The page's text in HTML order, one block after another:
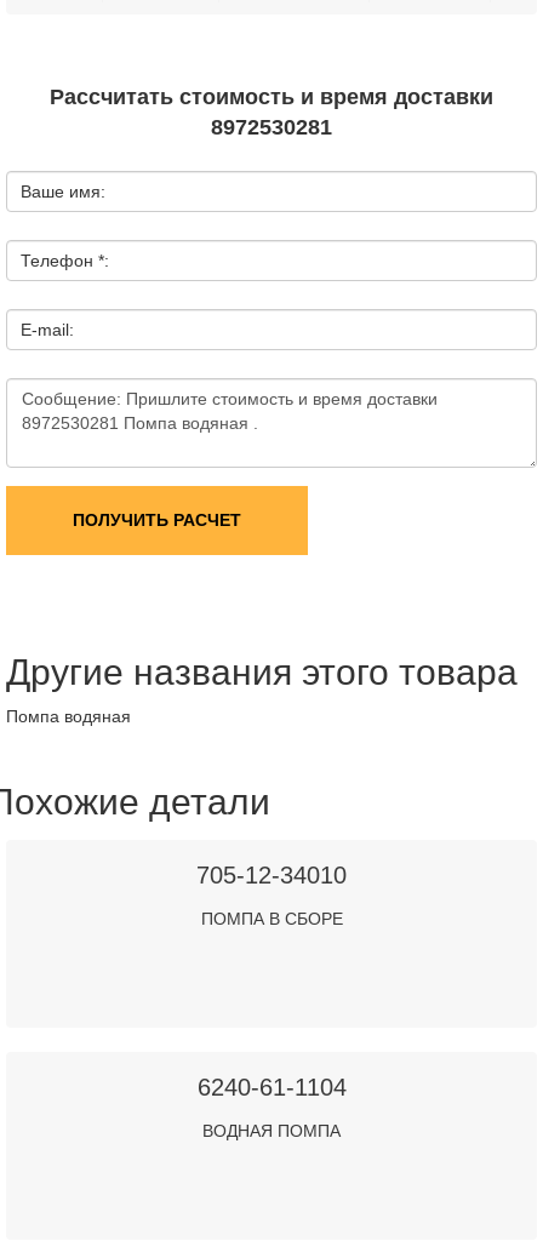
Рассчитать стоимость и время доставки
8972530281
Ваше имя:
Телефон *:
E-mail:
ПОЛУЧИТЬ РАСЧЕТ
Другие названия этого товара
Помпа водяная
детали
705-12-34010
ПОМПА В СБОРЕ
6240-61-1104
ВОДНАЯ ПОМПА